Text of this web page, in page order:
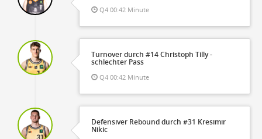
Q4 00:42 Minute
Turnover durch #14 Christoph Tilly -
schlechter Pass
Q4 00:42 Minute
Defensiver Rebound durch #31 Kresimir
Nikic